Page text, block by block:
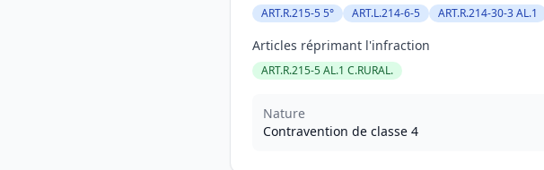
ART.R.215-5 5° ART.L.214-6-5 ART.R.214-30-3 AL.1
Articles réprimant l'infraction
ART.R.215-5 AL.1 C.RURAL.
Nature
Contravention de classe 4